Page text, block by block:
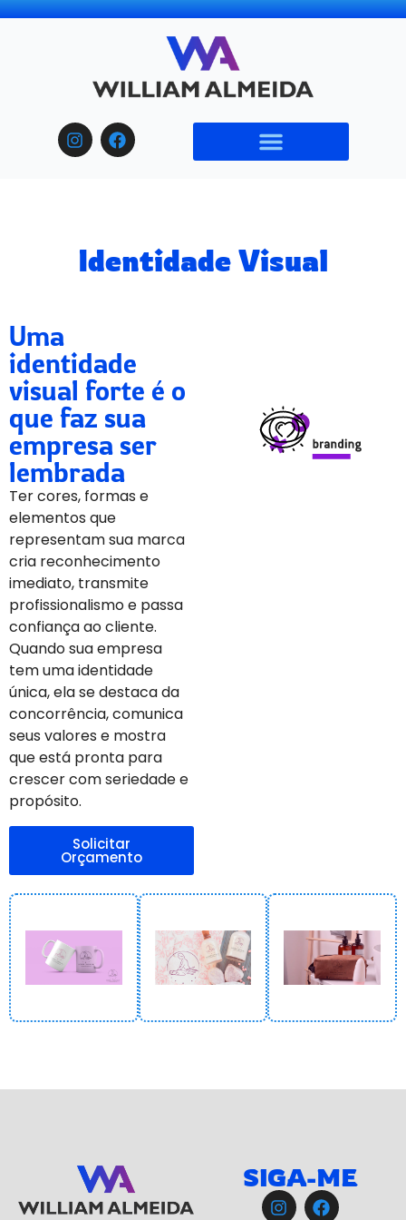
Identidade Visual
Uma
identidade
visual forte é o
que faz sua
empresa ser
lembrada
Ter cores, formas e
elementos que
representam sua marca
cria reconhecimento
imediato, transmite
profissionalismo e passa
confiança ao cliente.
Quando sua empresa
tem uma identidade
única, ela se destaca da
concorrência, comunica
seus valores e mostra
que está pronta para
crescer com seriedade e
propósito.
Solicitar
Orçamento
SIGA-ME